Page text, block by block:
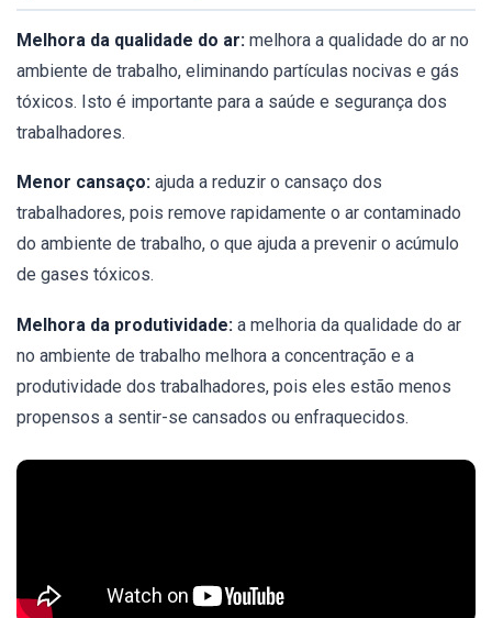
Melhora da qualidade do ar: melhora a qualidade do ar no
ambiente de trabalho, eliminando partículas nocivas e gás
tóxicos. Isto é importante para a saúde e segurança dos
trabalhadores.
Menor cansaço: ajuda a reduzir o cansaço dos
trabalhadores, pois remove rapidamente o ar contaminado
do ambiente de trabalho, o que ajuda a prevenir o acúmulo
de gases tóxicos.
Melhora da produtividade: a melhoria da qualidade do ar
no ambiente de trabalho melhora a concentração e a
produtividade dos trabalhadores, pois eles estão menos
propensos a sentir-se cansados ou enfraquecidos.